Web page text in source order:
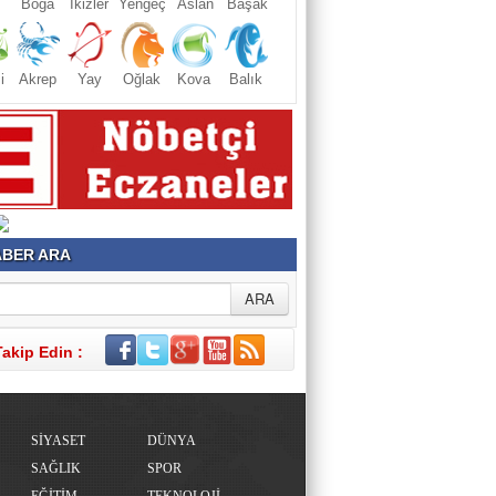
Boğa İkizler Yengeç Aslan Başak
Akrep Yay Oğlak Kova Balık
ARA
Edin :
SİYASET
DÜNYA
SAĞLIK
SPOR